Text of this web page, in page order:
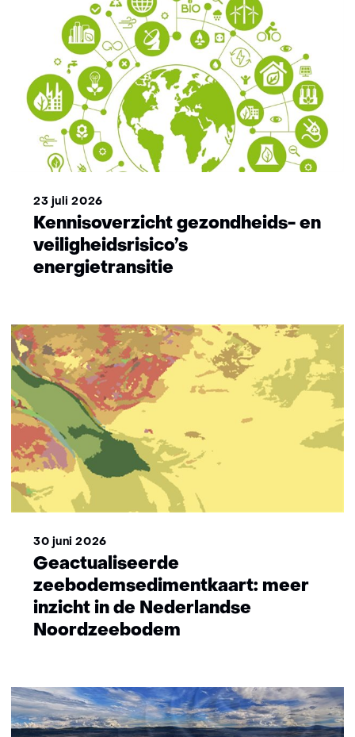
23 juli 2026
Kennisoverzicht gezondheids- en
veiligheidsrisico’s
energietransitie
30 juni 2026
Geactualiseerde
zeebodemsedimentkaart: meer
inzicht in de Nederlandse
Noordzeebodem